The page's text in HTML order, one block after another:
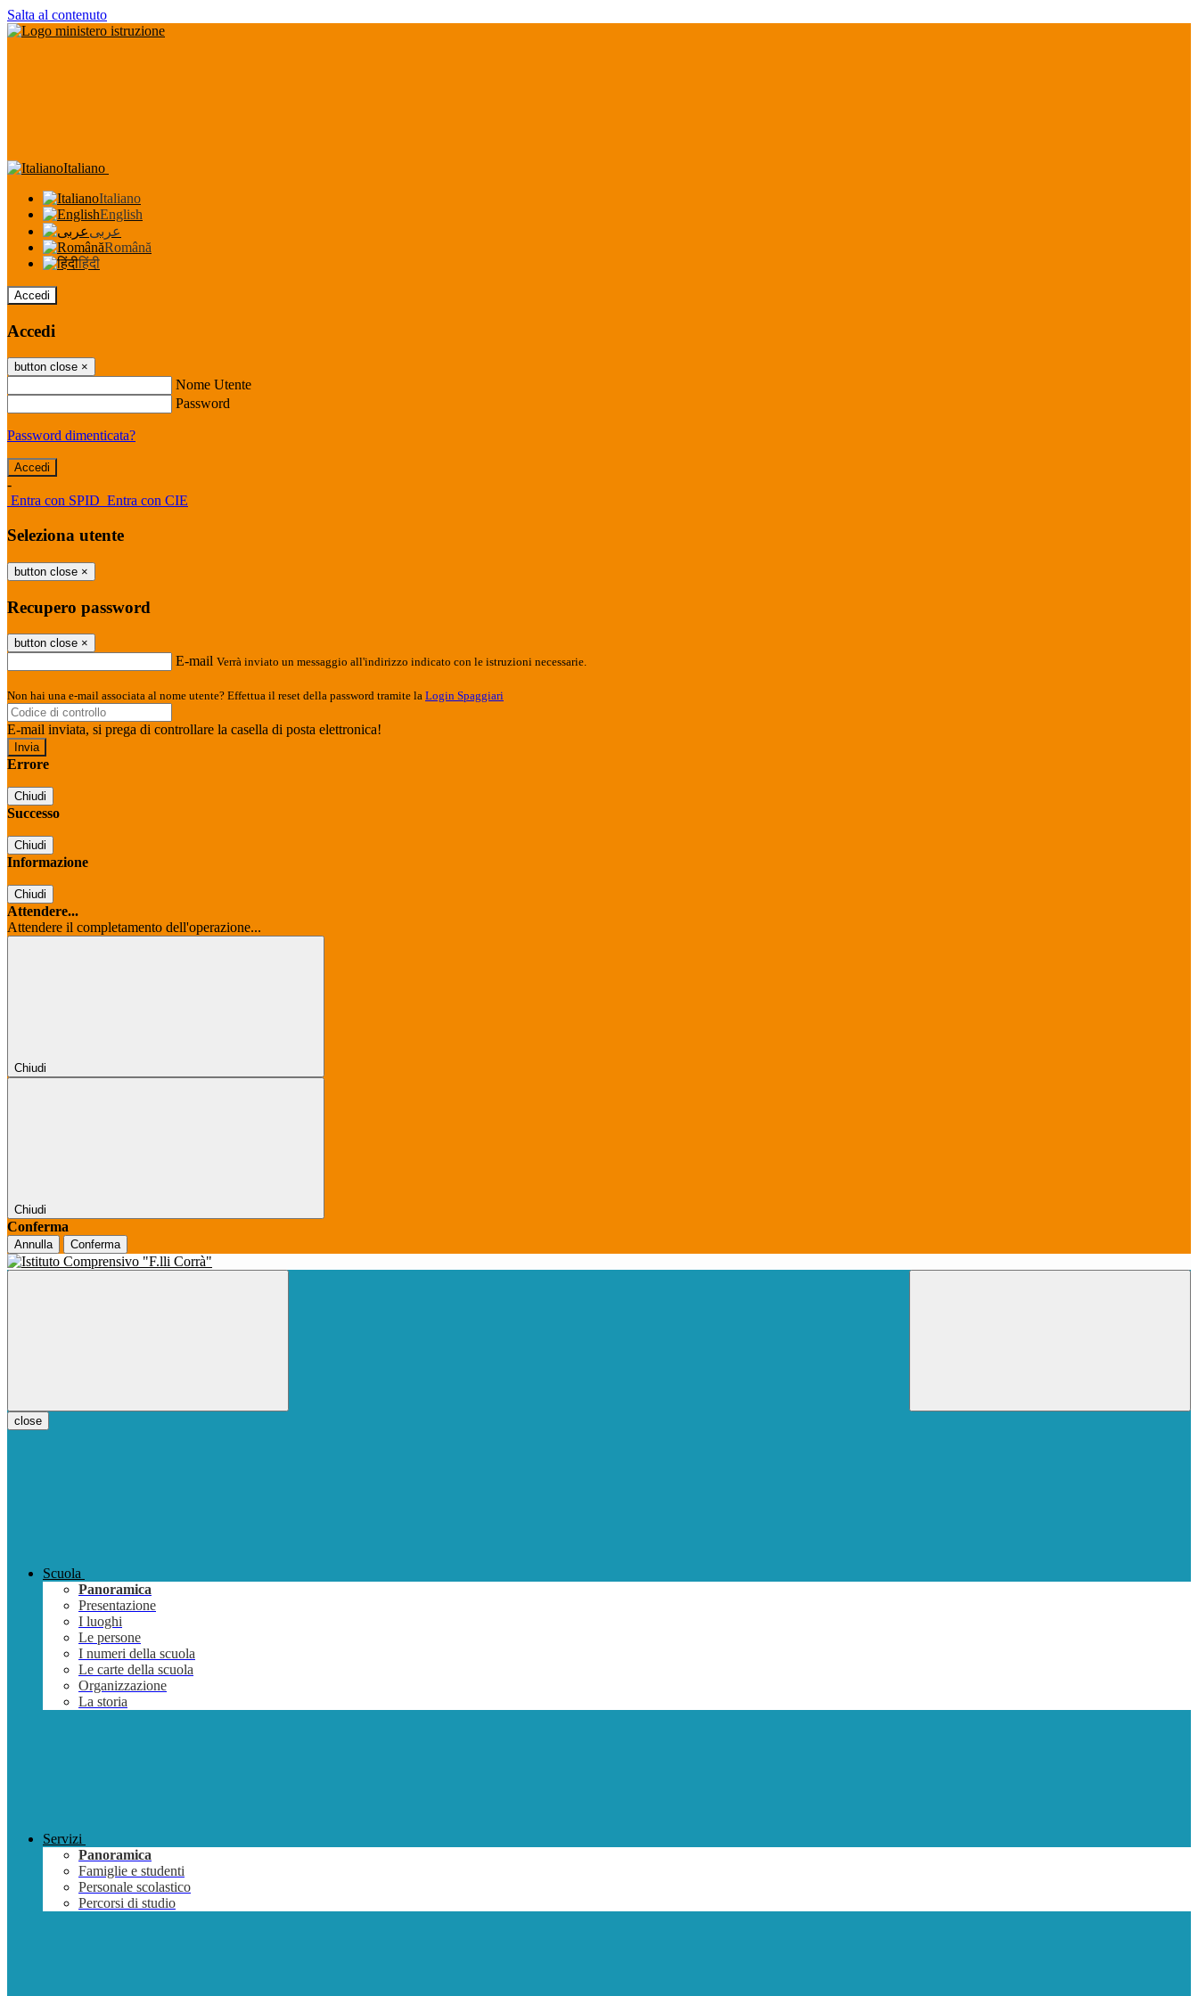
Salta al contenuto
Italiano
Italiano
English
عربى
Română
हिंदी
Accedi
Accedi
button close ×
Nome Utente
Password
Password dimenticata?
-
Entra con SPID Entra con CIE
Seleziona utente
button close ×
Recupero password
button close ×
E-mail Verrà inviato un messaggio all'indirizzo indicato con le istruzioni necessarie.
Non hai una e-mail associata al nome utente? Effettua il reset della password tramite la Login Spaggiari
E-mail inviata, si prega di controllare la casella di posta elettronica!
Errore
Chiudi
Successo
Chiudi
Informazione
Chiudi
Attendere...
Attendere il completamento dell'operazione...
Chiudi
Chiudi
Conferma
Annulla Conferma
close
Scuola
Panoramica
Presentazione
I luoghi
Le persone
I numeri della scuola
Le carte della scuola
Organizzazione
La storia
Servizi
Panoramica
Famiglie e studenti
Personale scolastico
Percorsi di studio